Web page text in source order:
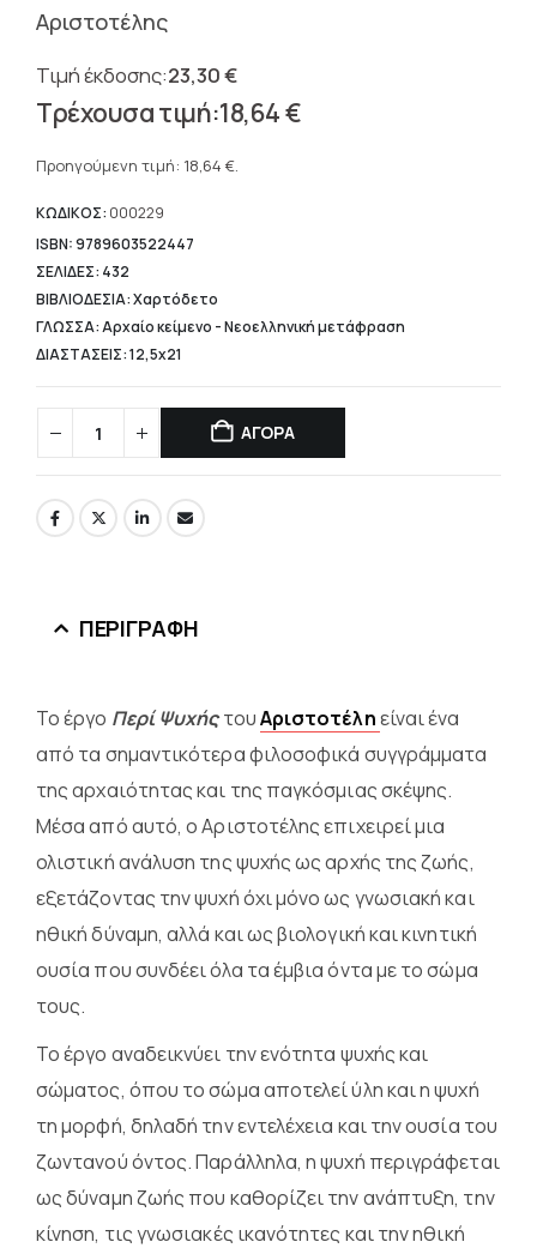
Αριστοτέλης
23,30€
Original
price
23,30 €.
18,64€
τρέχουσα
είναι:
18,64 €.
Προηγούμενη τιμή: 18,64 €.
ΚΩΔΙΚΟΣ: 000229
ISBN: 9789603522447
ΣΕΛΙΔΕΣ: 432
ΒΙΒΛΙΟΔΕΣΙΑ: Χαρτόδετο
ΓΛΩΣΣΑ: Αρχαίο κείμενο - Νεοελληνική μετάφραση
ΔΙΑΣΤΑΣΕΙΣ: 12,5x21
ΑΓΟΡΑ
ΠΕΡΙΓΡΑΦΉ
Το έργο Περί ΨυχήςτουΑριστοτέληείναι ένα
από τα σημαντικότερα φιλοσοφικά συγγράμματα
της αρχαιότητας και της παγκόσμιας σκέψης.
Μέσα από αυτό, ο Αριστοτέλης επιχειρεί μια
ολιστική ανάλυση της ψυχής ως αρχής της ζωής,
εξετάζοντας την ψυχή όχι μόνο ως γνωσιακή και
ηθική δύναμη, αλλά και ως βιολογική και κινητική
ουσία που συνδέει όλα τα έμβια όντα με το σώμα
τους.
Το έργο αναδεικνύει την ενότητα ψυχής και
σώματος, όπου το σώμα αποτελεί ύλη και η ψυχή
τη μορφή, δηλαδή την εντελέχεια και την ουσία του
ζωντανού όντος. Παράλληλα, η ψυχή περιγράφεται
ως δύναμη ζωής που καθορίζει την ανάπτυξη, την
κίνηση, τις γνωσιακές ικανότητες και την ηθική